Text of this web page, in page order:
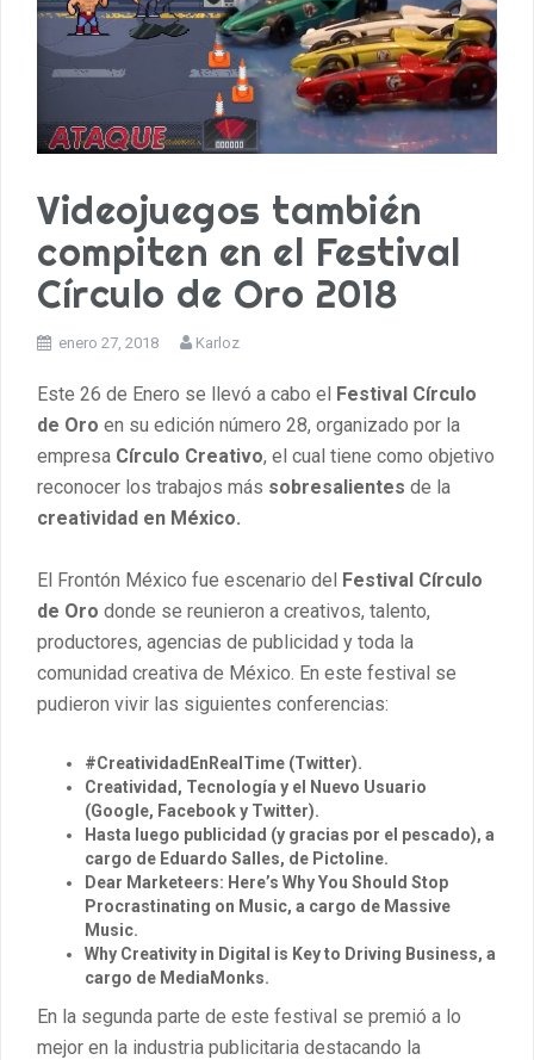
Videojuegos también
compiten en el Festival
Círculo de Oro 2018
enero 27, 2018 Karloz
Este 26 de Enero se llevó a cabo el Festival Círculo
de Oro en su edición número 28, organizado por la
empresa Círculo Creativo, el cual tiene como objetivo
reconocer los trabajos más sobresalientes de la
creatividad en México.
El Frontón México fue escenario del Festival Círculo
de Oro donde se reunieron a creativos, talento,
productores, agencias de publicidad y toda la
comunidad creativa de México. En este festival se
pudieron vivir las siguientes conferencias:
#CreatividadEnRealTime (Twitter).
Creatividad, Tecnología y el Nuevo Usuario
(Google, Facebook y Twitter).
Hasta luego publicidad (y gracias por el pescado), a
cargo de Eduardo Salles, de Pictoline.
Dear Marketeers: Here’s Why You Should Stop
Procrastinating on Music, a cargo de Massive
Music.
Why Creativity in Digital is Key to Driving Business, a
cargo de MediaMonks.
En la segunda parte de este festival se premió a lo
mejor en la industria publicitaria destacando la